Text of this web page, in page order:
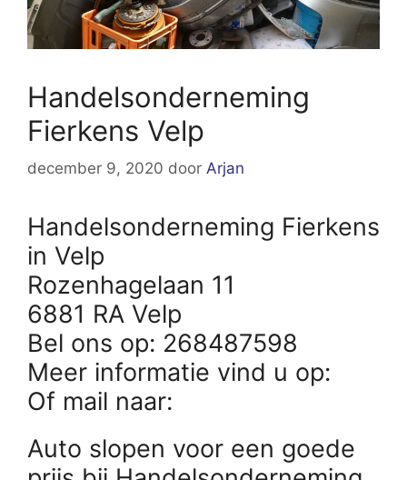
Handelsonderneming
Fierkens Velp
december 9, 2020 door Arjan
Handelsonderneming Fierkens
in Velp
Rozenhagelaan 11
6881 RA Velp
Bel ons op: 268487598
Meer informatie vind u op:
Of mail naar:
Auto slopen voor een goede